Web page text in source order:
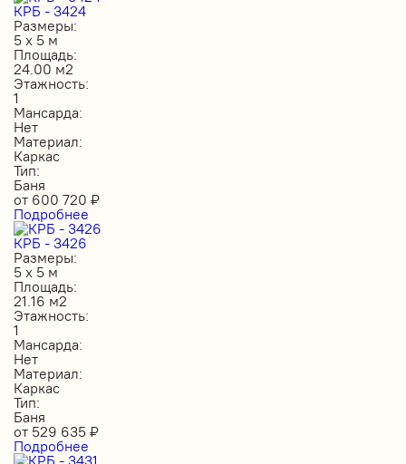
КРБ - 3424
Размеры:
5 х 5 м
Площадь:
24.00 м2
Этажность:
1
Мансарда:
Нет
Материал:
Каркас
Тип:
Баня
от 600 720 ₽
Подробнее
КРБ - 3426
Размеры:
5 х 5 м
Площадь:
21.16 м2
Этажность:
1
Мансарда:
Нет
Материал:
Каркас
Тип:
Баня
от 529 635 ₽
Подробнее